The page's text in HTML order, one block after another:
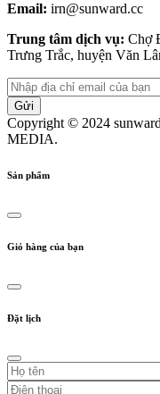
Email: irn@sunward.cc
Trung tâm dịch vụ: Chợ
Trưng Trắc, huyện Văn
Copyright © 2024
MEDIA.
Sản phẩm
Giỏ hàng của bạn
Đặt lịch